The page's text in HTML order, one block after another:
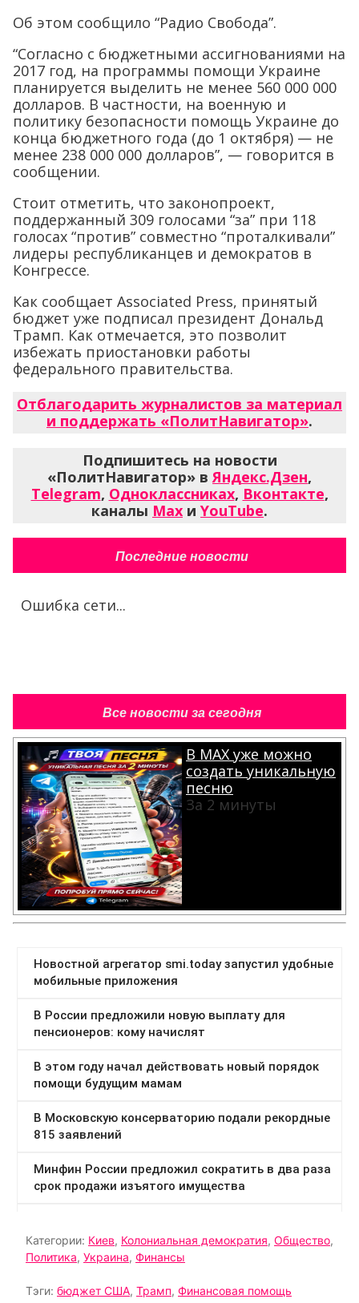
Об этом сообщило “Радио Свобода”.
“Согласно с бюджетными ассигнованиями на
2017 год, на программы помощи Украине
планируется выделить не менее 560 000 000
долларов. В частности, на военную и
политику безопасности помощь Украине до
конца бюджетного года (до 1 октября) — не
менее 238 000 000 долларов”, — говорится в
сообщении.
Стоит отметить, что законопроект,
поддержанный 309 голосами “за” при 118
голосах “против” совместно “проталкивали”
лидеры республиканцев и демократов в
Конгрессе.
Как сообщает Associated Press, принятый
бюджет уже подписал президент Дональд
Трамп. Как отмечается, это позволит
избежать приостановки работы
федерального правительства.
Отблагодарить журналистов за материал
и поддержать «ПолитНавигатор».
Подпишитесь на новости
«ПолитНавигатор» вЯндекс.Дзен,
Telegram, Одноклассниках, Вконтакте,
каналы Max и YouTube.
Последние новости
Ошибка сети...
Все новости за сегодня
В MAX уже можно
создать уникальную
песню
За 2 минуты
Категории: Киев, Колониальная демократия, Общество,
Политика, Украина, Финансы
Тэги: бюджет США, Трамп, Финансовая помощь